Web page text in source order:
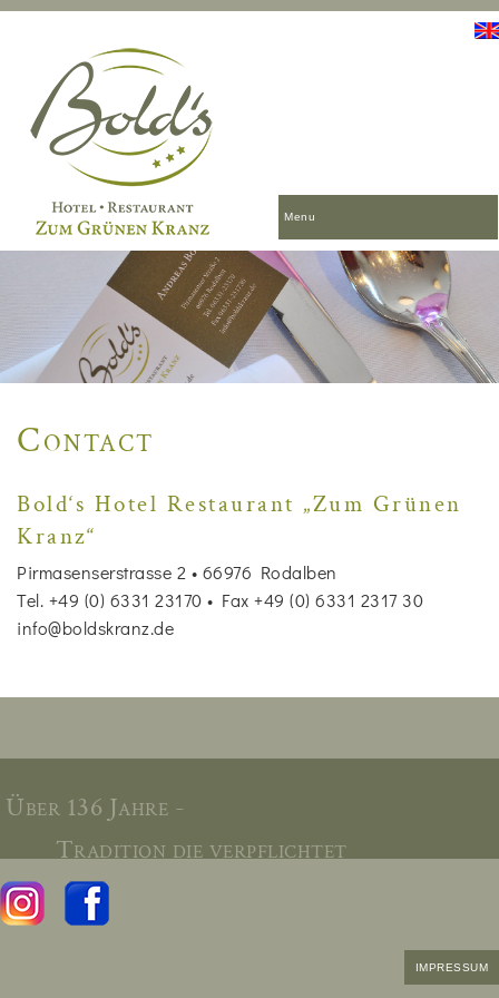
Menu
Contact
Bold‘s Hotel Restaurant „Zum Grünen
Kranz“
Pirmasenserstrasse 2 • 66976 Rodalben
Tel. +49 (0) 6331 23170 • Fax +49 (0) 6331 2317 30
info@boldskranz.de
Über 136 Jahre -
Tradition die verpflichtet
IMPRESSUM